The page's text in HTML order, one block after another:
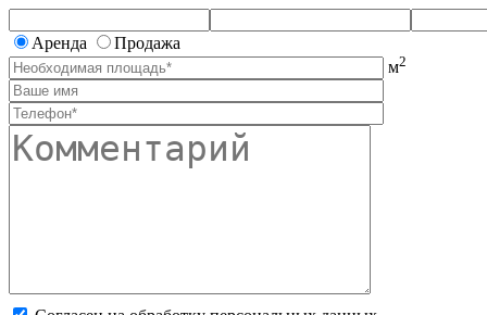
Аренда
Продажа
м2